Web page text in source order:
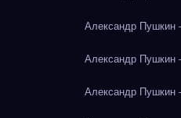
Александр Пушкин
Александр Пушкин
Александр Пушкин